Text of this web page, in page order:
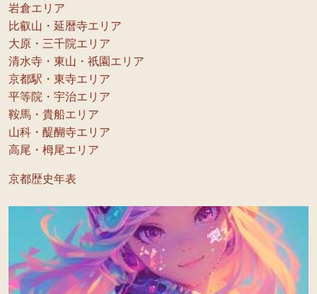
岩倉エリア
比叡山・延暦寺エリア
大原・三千院エリア
清水寺・東山・祇園エリア
京都駅・東寺エリア
平等院・宇治エリア
鞍馬・貴船エリア
山科・醍醐寺エリア
高尾・栂尾エリア
京都歴史年表